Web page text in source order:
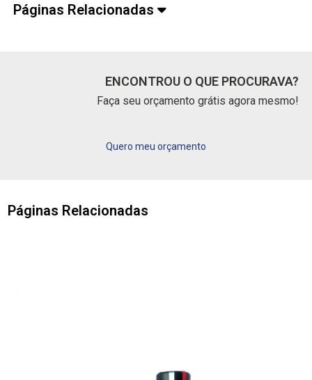
Páginas Relacionadas
ENCONTROU O QUE PROCURAVA?
Faça seu orçamento grátis agora mesmo!
Quero meu orçamento
Páginas Relacionadas